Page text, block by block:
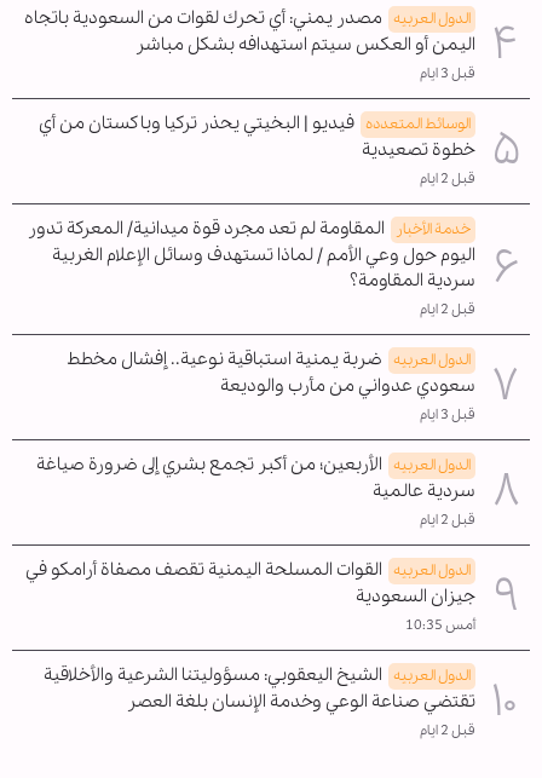
الدول العربیه مصدر يمني: أي تحرك لقوات من السعودية باتجاه
اليمن أو العكس سيتم استهدافه بشكل مباشر
قبل 3 ايام
الوسائط المتعدده فيديو | البخيتي يحذر تركيا وباكستان من أي
خطوة تصعيدية
قبل 2 ايام
خدمة الأخبار
المقاومة لم تعد مجرد قوة ميدانية/ المعركة تدور
اليوم حول وعي الأمم / لماذا تستهدف وسائل الإعلام الغربية
سردية المقاومة؟
قبل 2 ايام
الدول العربیه ضربة يمنية استباقية نوعية.. إفشال مخطط
سعودي عدواني من مأرب والوديعة
قبل 3 ايام
الدول العربیه الأربعين؛ من أكبر تجمع بشري إلى ضرورة صياغة
سردية عالمية
قبل 2 ايام
الدول العربیه القوات المسلحة اليمنية تقصف مصفاة أرامكو في
جيزان السعودية
أمس 10:35
الدول العربیه الشيخ اليعقوبي: مسؤوليتنا الشرعية والأخلاقية
تقتضي صناعة الوعي وخدمة الإنسان بلغة العصر
قبل 2 ايام